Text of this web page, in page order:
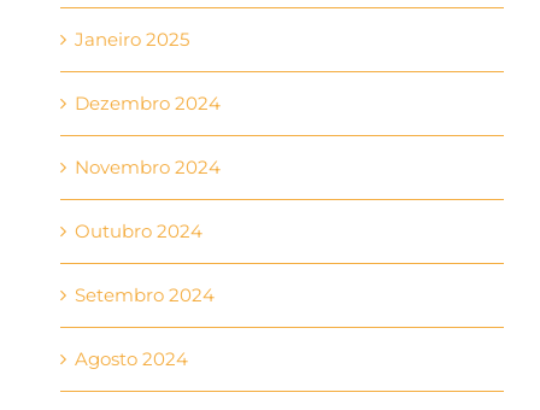
Janeiro 2025
Dezembro 2024
Novembro 2024
Outubro 2024
Setembro 2024
Agosto 2024